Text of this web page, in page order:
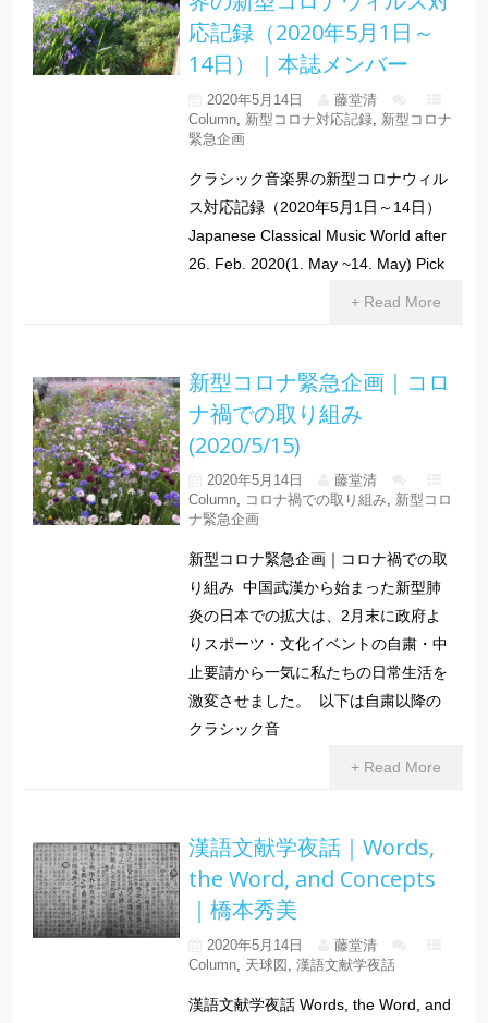
応記録（2020年5月1日～
14日）｜本誌メンバー
2020年5月14日
藤堂清
Column, 新型コロナ対応記録, 新型コロナ
緊急企画
クラシック音楽界の新型コロナウィル
ス対応記録（2020年5月1日～14日）
Japanese Classical Music World after
26. Feb. 2020(1. May ~14. May) Pick
+ Read More
新型コロナ緊急企画｜コロ
ナ禍での取り組み
(2020/5/15)
2020年5月14日
藤堂清
Column, コロナ禍での取り組み, 新型コロ
ナ緊急企画
新型コロナ緊急企画｜コロナ禍での取
り組み 中国武漢から始まった新型肺
炎の日本での拡大は、2月末に政府よ
りスポーツ・文化イベントの自粛・中
止要請から一気に私たちの日常生活を
激変させました。 以下は自粛以降の
クラシック音
+ Read More
漢語文献学夜話｜Words,
the Word, and Concepts
｜橋本秀美
2020年5月14日
藤堂清
Column, 天球図 , 漢語文献学夜話
漢語文献学夜話 Words, the Word, and